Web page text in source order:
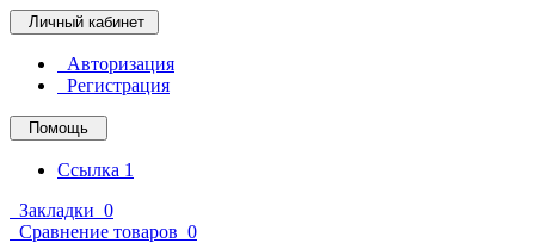
Личный кабинет
Авторизация
Регистрация
Помощь
Ссылка 1
Закладки 0
Сравнение товаров 0